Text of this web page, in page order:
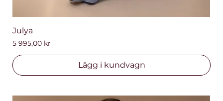
Julya
Pris
5 995,00 kr
Lägg i kundvagn